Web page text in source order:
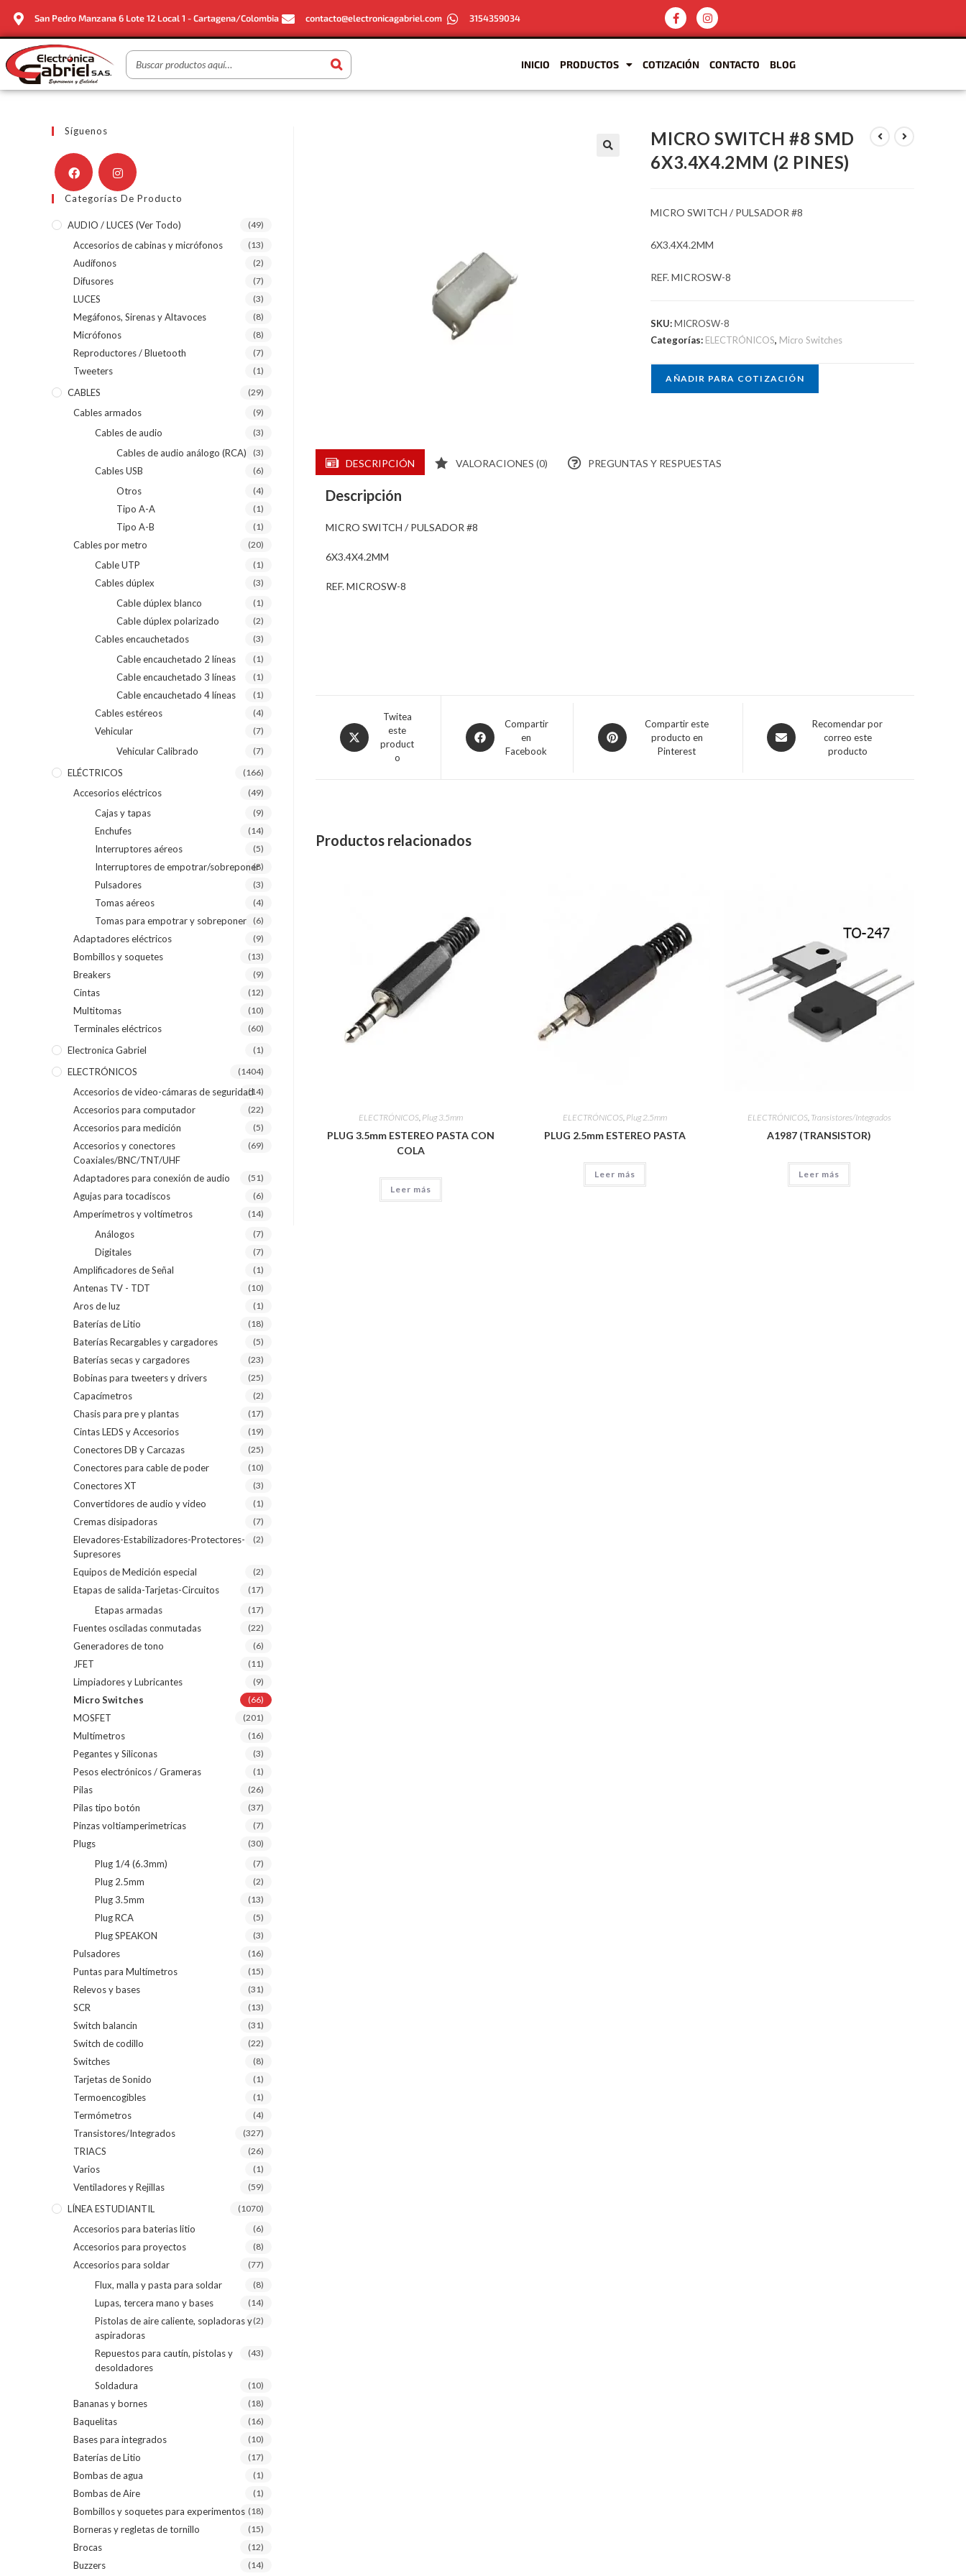
San Pedro Manzana 6 Lote 12 Local 1 - Cartagena/Colombia contacto@electronicagabriel.com 3154359034
INICIO PRODUCTOS COTIZACIÓN CONTACTO BLOG
MICRO SWITCH #8 SMD
6X3.4X4.2MM (2 PINES)
MICRO SWITCH / PULSADOR #8
6X3.4X4.2MM
REF. MICROSW-8
SKU:MICROSW-8
Categorías: ELECTRÓNICOS, Micro Switches
AÑADIR PARA COTIZACIÓN
DESCRIPCIÓN VALORACIONES (0) PREGUNTAS Y RESPUESTAS
Descripción
MICRO SWITCH / PULSADOR #8
6X3.4X4.2MM
REF. MICROSW-8
Twitea
este
product
o
Compartir
en
Facebook
Compartir este
producto en
Pinterest
Recomendar por
correo este
producto
Productos relacionados
ELECTRÓNICOS, Plug 3.5mm
PLUG 3.5mm ESTEREO PASTA CON
COLA
Leer más
ELECTRÓNICOS, Plug 2.5mm
PLUG 2.5mm ESTEREO PASTA
Leer más
ELECTRÓNICOS, Transistores/Integrados
A1987 (TRANSISTOR)
Leer más
Síguenos
Categorías De Producto
AUDIO / LUCES (ver Todo) (49)
Accesorios de cabinas y micrófonos (13)
Audífonos (2)
Difusores (7)
LUCES (3)
Megáfonos, Sirenas y Altavoces (8)
Micrófonos (8)
Reproductores / Bluetooth (7)
Tweeters (1)
CABLES (29)
Cables armados (9)
Cables de audio (3)
Cables de audio análogo (RCA) (3)
Cables USB (6)
Otros (4)
Tipo A-A (1)
Tipo A-B (1)
Cables por metro (20)
Cable UTP (1)
Cables dúplex (3)
Cable dúplex blanco (1)
Cable dúplex polarizado (2)
Cables encauchetados (3)
Cable encauchetado 2 líneas (1)
Cable encauchetado 3 líneas (1)
Cable encauchetado 4 líneas (1)
Cables estéreos (4)
Vehicular (7)
Vehicular Calibrado (7)
ELÉCTRICOS (166)
Accesorios eléctricos (49)
Cajas y tapas (9)
Enchufes (14)
Interruptores aéreos (5)
Interruptores de empotrar/sobreponer(8)
Pulsadores (3)
Tomas aéreos (4)
Tomas para empotrar y sobreponer (6)
Adaptadores eléctricos (9)
Bombillos y soquetes (13)
Breakers (9)
Cintas (12)
Multitomas (10)
Terminales eléctricos (60)
Electronica Gabriel (1)
ELECTRÓNICOS (1404)
Accesorios de video-cámaras de seguridad(14)
Accesorios para computador (22)
Accesorios para medición (5)
Accesorios y conectores
Coaxiales/BNC/TNT/UHF
(69)
Adaptadores para conexión de audio (51)
Agujas para tocadiscos (6)
Amperímetros y voltímetros (14)
Análogos (7)
Digitales (7)
Amplificadores de Señal (1)
Antenas TV - TDT (10)
Aros de luz (1)
Baterías de Litio (18)
Baterías Recargables y cargadores (5)
Baterías secas y cargadores (23)
Bobinas para tweeters y drivers (25)
Capacímetros (2)
Chasis para pre y plantas (17)
Cintas LEDS y Accesorios (19)
Conectores DB y Carcazas (25)
Conectores para cable de poder (10)
Conectores XT (3)
Convertidores de audio y video (1)
Cremas disipadoras (7)
Elevadores-Estabilizadores-Protectores-
Supresores
(2)
Equipos de Medición especial (2)
Etapas de salida-Tarjetas-Circuitos (17)
Etapas armadas (17)
Fuentes osciladas conmutadas (22)
Generadores de tono (6)
JFET (11)
Limpiadores y Lubricantes (9)
Micro Switches (66)
MOSFET (201)
Multímetros (16)
Pegantes y Siliconas (3)
Pesos electrónicos / Grameras (1)
Pilas (26)
Pilas tipo botón (37)
Pinzas voltiamperimetricas (7)
Plugs (30)
Plug 1/4 (6.3mm) (7)
Plug 2.5mm (2)
Plug 3.5mm (13)
Plug RCA (5)
Plug SPEAKON (3)
Pulsadores (16)
Puntas para Multímetros (15)
Relevos y bases (31)
SCR (13)
Switch balancin (31)
Switch de codillo (22)
Switches (8)
Tarjetas de Sonido (1)
Termoencogibles (1)
Termómetros (4)
Transistores/Integrados (327)
TRIACS (26)
Varios (1)
Ventiladores y Rejillas (59)
LÍNEA ESTUDIANTIL (1070)
Accesorios para baterias litio (6)
Accesorios para proyectos (8)
Accesorios para soldar (77)
Flux, malla y pasta para soldar (8)
Lupas, tercera mano y bases (14)
Pistolas de aire caliente, sopladoras y
aspiradoras
(2)
Repuestos para cautín, pistolas y
desoldadores
(43)
Soldadura (10)
Bananas y bornes (18)
Baquelitas (16)
Bases para integrados (10)
Baterías de Litio (17)
Bombas de agua (1)
Bombas de Aire (1)
Bombillos y soquetes para experimentos (18)
Borneras y regletas de tornillo (15)
Brocas (12)
Buzzers (14)